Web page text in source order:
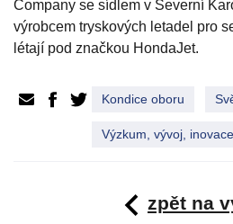
Company se sídlem v Severní
výrobcem tryskových letadel pro
létají pod značkou HondaJet.
Kondice oboru
Výzkum, vývoj, inovace
zpět na